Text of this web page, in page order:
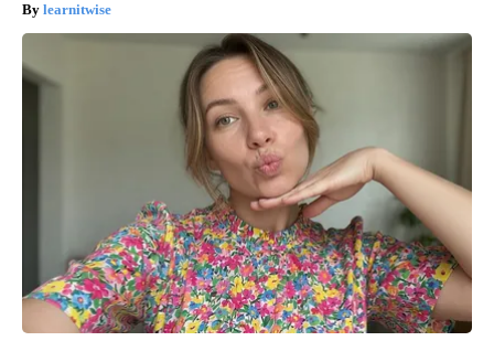
learnitwise